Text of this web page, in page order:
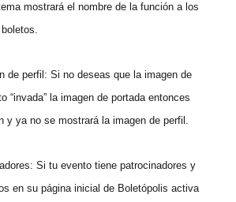
mostrará el nombre de la función a los
de perfil: Si no deseas que la imagen de
“invada” la imagen de portada entonces
y ya no se mostrará la imagen de perfil.
Si tu evento tiene patrocinadores y
en su página inicial de Boletópolis activa